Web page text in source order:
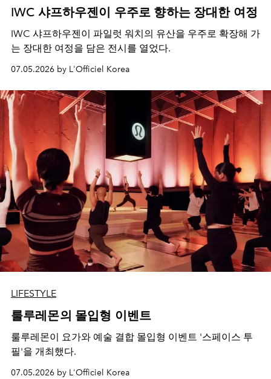
IWC 샤프하우젠이 우주로 향하는 장대한 여정
IWC 샤프하우젠이 파일럿 워치의 유산을 우주로 확장해 가
는 장대한 여정을 담은 전시를 열었다.
07.05.2026 by L'Officiel Korea
LIFESTYLE
룰루레몬의 몰입형 이벤트
룰루레몬이 요가와 예술 결합 몰입형 이벤트 '스페이스 투
필'을 개최했다.
07.05.2026 by L'Officiel Korea